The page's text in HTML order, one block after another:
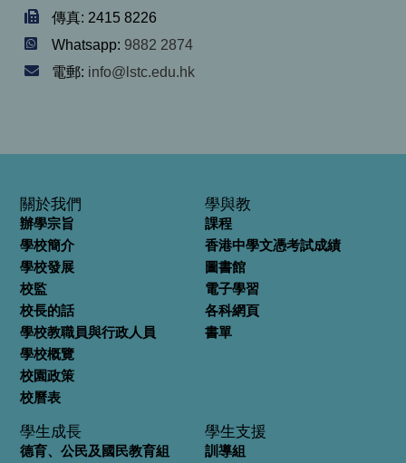
傳真: 2415 8226
Whatsapp: 9882 2874
電郵: info@lstc.edu.hk
關於我們
辦學宗旨
學校簡介
學校發展
校監
校長的話
學校教職員與行政人員
學校概覽
校園政策
校曆表
學與教
課程
香港中學文憑考試成績
圖書館
電子學習
各科網頁
書單
學生成長
德育、公民及國民教育組
學生支援
訓導組